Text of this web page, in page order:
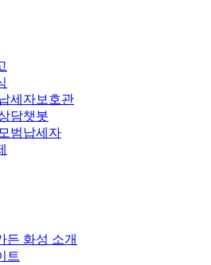
세자보호관
담챗봇
범납세자
든 화성 소개
트